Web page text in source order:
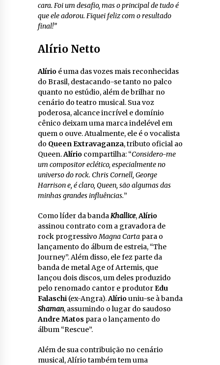
cara. Foi um desafio, mas o principal de tudo é
que ele adorou. Fiquei feliz com o resultado
final!”
Alírio Netto
Alírioé uma das vozes mais reconhecidas
do Brasil, destacando-se tanto no palco
quanto no estúdio, além de brilhar no
cenário do teatro musical. Sua voz
poderosa, alcance incrível e domínio
cênico deixam uma marca indelével em
quem o ouve. Atualmente, ele é o vocalista
do Queen Extravaganza, tributo oficial ao
Queen.Alíriocompartilha: “Considero-me
um compositor eclético, especialmente no
universo do rock. Chris Cornell, George
Harrison e, é claro, Queen, são algumas das
minhas grandes influências.”
Como líder da bandaKhallice,Alírio
assinou contrato com a gravadora de
rock progressivoMagna Cartapara o
lançamento do álbum de estreia, “The
Journey”. Além disso, ele fez parte da
banda de metal Age of Artemis, que
lançou dois discos, um deles produzido
pelo renomado cantor e produtorEdu
Falaschi(ex-Angra).Alíriouniu-se à banda
Shaman, assumindo o lugar do saudoso
Andre Matos para o lançamento do
álbum “Rescue”.
Além de sua contribuição no cenário
musical, Alírio também tem uma